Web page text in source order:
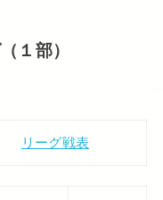
１部）
リーグ戦表